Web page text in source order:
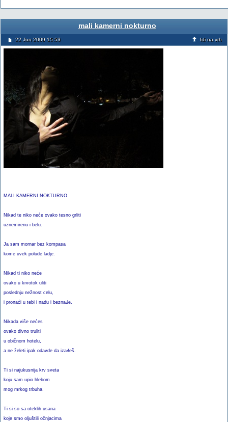
mali kamerni nokturno
22 Jun 2009 15:53 Idi na vrh
MALI KAMERNI NOKTURNO
Nikad te niko neće ovako tesno grliti
uznemirenu i belu.
Ja sam mornar bez kompasa
kome uvek polude ladje.
Nikad ti niko neće
ovako u krvotok uliti
poslednju nežnost celu,
i pronaći u tebi i nadu i beznađe.
Nikada više nećes
ovako divno truliti
u običnom hotelu,
a ne želeti ipak odavde da izađeš.
Ti si najukusnija krv sveta
koju sam upio hlebom
mog mrkog trbuha.
Ti si so sa oteklih usana
koje smo oljuštili očnjacima